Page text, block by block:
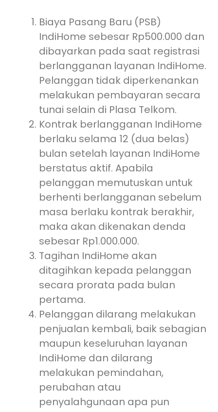
Biaya Pasang Baru (PSB)
IndiHome sebesar Rp500.000 dan
dibayarkan pada saat registrasi
berlangganan layanan IndiHome.
Pelanggan tidak diperkenankan
melakukan pembayaran secara
tunai selain di Plasa Telkom.
Kontrak berlangganan IndiHome
berlaku selama 12 (dua belas)
bulan setelah layanan IndiHome
berstatus aktif. Apabila
pelanggan memutuskan untuk
berhenti berlangganan sebelum
masa berlaku kontrak berakhir,
maka akan dikenakan denda
sebesar Rp1.000.000.
Tagihan IndiHome akan
ditagihkan kepada pelanggan
secara prorata pada bulan
pertama.
Pelanggan dilarang melakukan
penjualan kembali, baik sebagian
maupun keseluruhan layanan
IndiHome dan dilarang
melakukan pemindahan,
perubahan atau
penyalahgunaan apa pun